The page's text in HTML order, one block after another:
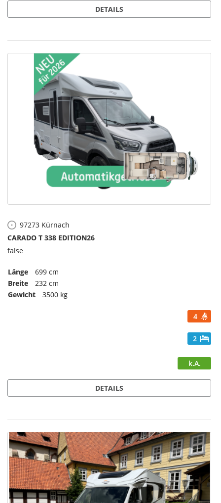
DETAILS
97273 Kürnach
CARADO T 338 EDITION26
false
Länge
699 cm
Breite
232 cm
Gewicht
3500 kg
4
2
k.A.
DETAILS